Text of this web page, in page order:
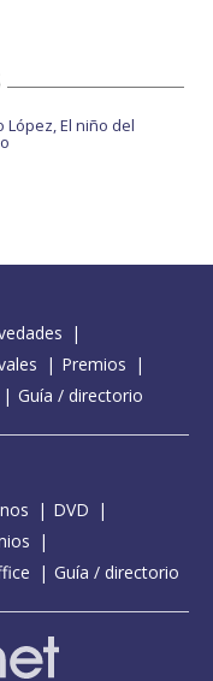
López, El niño del
Premios
Guía / directorio
DVD
Guía / directorio